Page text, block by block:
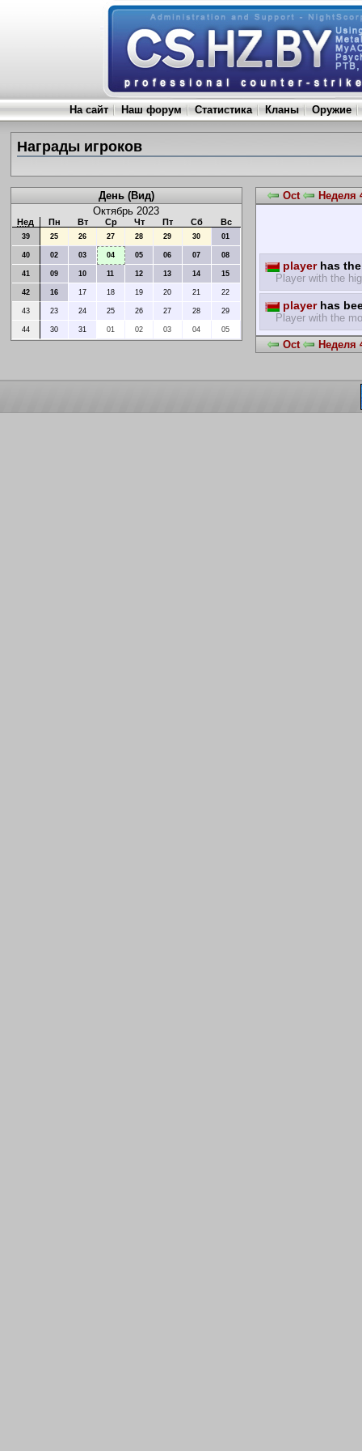
На сайт Наш форум Статистика Кланы Оружие
Награды игроков
День (Вид)
Октябрь 2023
Нед Пн Вт Ср Чт Пт Сб Вс
39 25 26 27 28 29 30 01
40 02 03 04 05 06 07 08
41 09 10 11 12 13 14 15
42 16 17 18 19 20 21 22
43 23 24 25 26 27 28 29
44 30 31 01 02 03 04 05
Oct Неделя
playerhas the
Player with the
playerhas
Player with the
Oct Неделя